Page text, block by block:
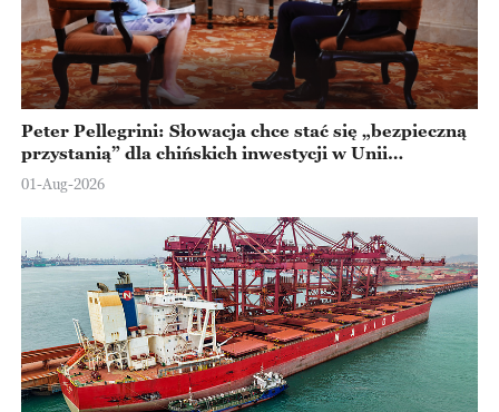
Peter Pellegrini: Słowacja chce stać się „bezpieczną
przystanią” dla chińskich inwestycji w Unii
Europejskiej
01-Aug-2026